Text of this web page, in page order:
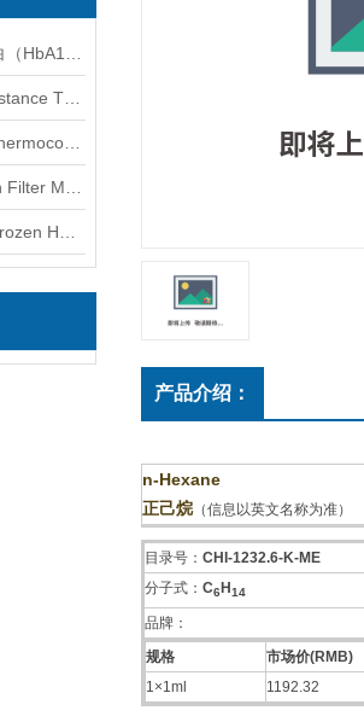
产品介绍：
n-Hexane
正己烷（信息以英文名称为准）
目录号： CHI-1232.6-K-ME
分子式： C6 H 14
品牌：
规格
市场价(RMB)
1×1ml
1192.32